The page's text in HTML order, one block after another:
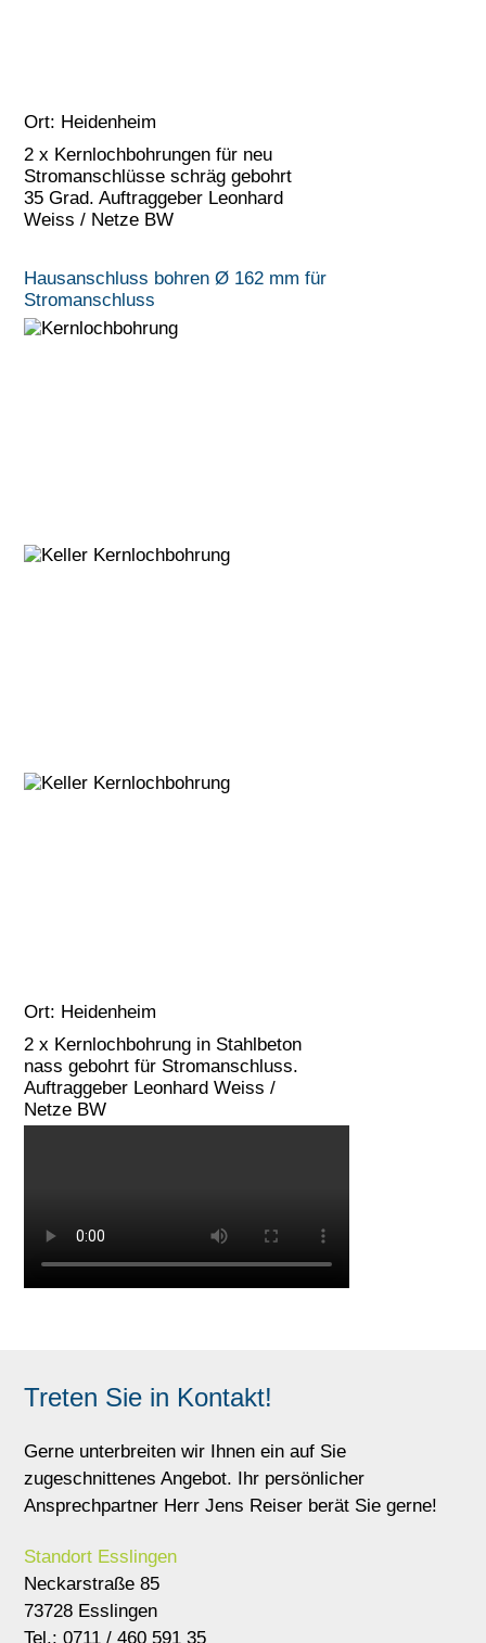
Ort: Heidenheim
2 x Kernlochbohrungen für neu
Stromanschlüsse schräg gebohrt
35 Grad. Auftraggeber Leonhard
Weiss / Netze BW
Hausanschluss bohren Ø 162 mm für
Stromanschluss
Ort: Heidenheim
2 x Kernlochbohrung in Stahlbeton
nass gebohrt für Stromanschluss.
Auftraggeber Leonhard Weiss /
Netze BW
Treten Sie in Kontakt!
Gerne unterbreiten wir Ihnen ein auf Sie
zugeschnittenes Angebot. Ihr persönlicher
Ansprechpartner Herr Jens Reiser berät Sie gerne!
Standort Esslingen
Neckarstraße 85
73728 Esslingen
Tel.: 0711 / 460 591 35